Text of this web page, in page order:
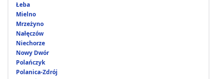
Łeba
Mielno
Mrzeżyno
Nałęczów
Niechorze
Nowy Dwór
Polańczyk
Polanica-Zdrój